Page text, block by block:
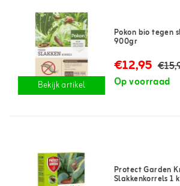
Bekijk artikel
Pokon bio tegen
900gr
€12,95
Op voorraad
Protect Garden
Slakkenkorrels 1